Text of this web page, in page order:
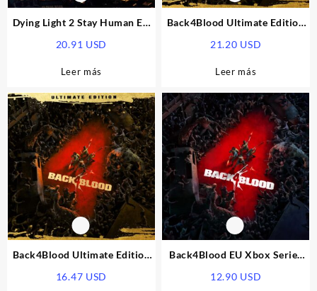
Dying Light 2 Stay Human EU
CD Key
20.91 USD
Leer más
Back4Blood Ultimate Edition
10 CD Key
21.20 USD
Leer más
Back4Blood Ultimate Edition
10 CD Key
16.47 USD
Back4Blood EU Xbox Series
12.90 USD